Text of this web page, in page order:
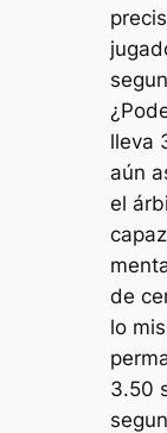
lleva
aún
el
de
lo
3.50